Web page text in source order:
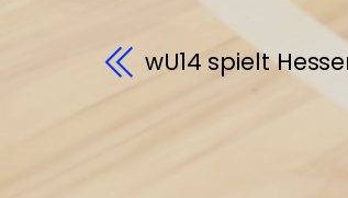
wU14 spielt